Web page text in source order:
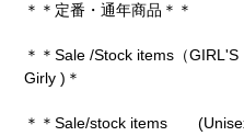
＊＊定番・通年商品＊＊
＊＊Sale /Stock items（GIRL'S
Girly )＊
＊＊Sale/stock items